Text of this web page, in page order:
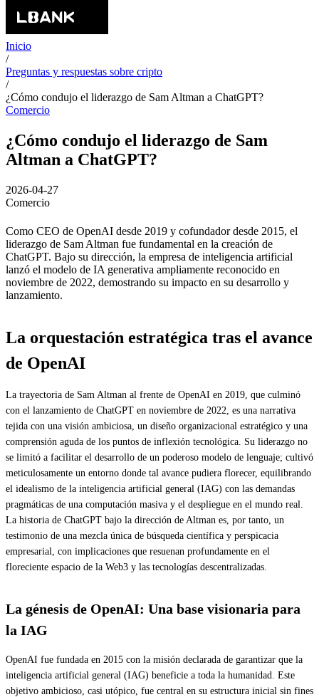
Inicio
/
Preguntas y respuestas sobre cripto
/
¿Cómo condujo el liderazgo de Sam Altman a ChatGPT?
Comercio
¿Cómo condujo el liderazgo de Sam
Altman a ChatGPT?
2026-04-27
Comercio
Como CEO de OpenAI desde 2019 y cofundador desde 2015, el
liderazgo de Sam Altman fue fundamental en la creación de
ChatGPT. Bajo su dirección, la empresa de inteligencia artificial
lanzó el modelo de IA generativa ampliamente reconocido en
noviembre de 2022, demostrando su impacto en su desarrollo y
lanzamiento.
La orquestación estratégica tras el avance
de OpenAI
La trayectoria de Sam Altman al frente de OpenAI en 2019, que culminó
con el lanzamiento de ChatGPT en noviembre de 2022, es una narrativa
tejida con una visión ambiciosa, un diseño organizacional estratégico y una
comprensión aguda de los puntos de inflexión tecnológica. Su liderazgo no
se limitó a facilitar el desarrollo de un poderoso modelo de lenguaje; cultivó
meticulosamente un entorno donde tal avance pudiera florecer, equilibrando
el idealismo de la inteligencia artificial general (IAG) con las demandas
pragmáticas de una computación masiva y el despliegue en el mundo real.
La historia de ChatGPT bajo la dirección de Altman es, por tanto, un
testimonio de una mezcla única de búsqueda científica y perspicacia
empresarial, con implicaciones que resuenan profundamente en el
floreciente espacio de la Web3 y las tecnologías descentralizadas.
La génesis de OpenAI: Una base visionaria para
la IAG
OpenAI fue fundada en 2015 con la misión declarada de garantizar que la
inteligencia artificial general (IAG) beneficie a toda la humanidad. Este
objetivo ambicioso, casi utópico, fue central en su estructura inicial sin fines